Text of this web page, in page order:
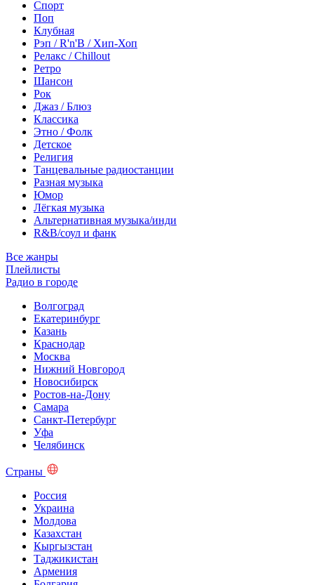
Спорт
Поп
Клубная
Рэп / R'n'B / Хип-Хоп
Релакс / Chillout
Ретро
Шансон
Рок
Джаз / Блюз
Классика
Этно / Фолк
Детское
Религия
Танцевальные радиостанции
Разная музыка
Юмор
Лёгкая музыка
Альтернативная музыка/инди
R&B/cоул и фанк
Все жанры
Плейлисты
Радио в городе
Волгоград
Екатеринбург
Казань
Краснодар
Москва
Нижний Новгород
Новосибирск
Ростов-на-Дону
Самара
Санкт-Петербург
Уфа
Челябинск
Страны
Россия
Украина
Молдова
Казахстан
Кыргызстан
Таджикистан
Армения